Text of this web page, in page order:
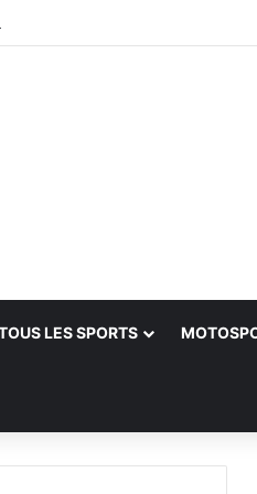
CRB s’adjuge le titre
LES SPORTS